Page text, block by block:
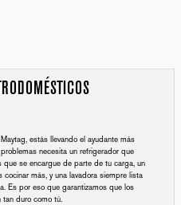
estás llevando el ayudante más
necesita un refrigerador que
que se encargue de parte de tu carga, un
más, y una lavadora siempre lista
Es por eso que garantizamos que los
tan duro como tú.